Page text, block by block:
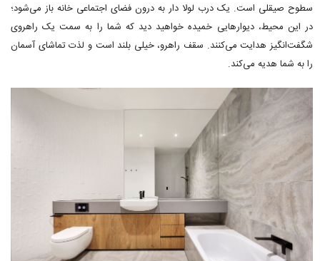
سطوح صیقلی است. یک درب لولا دار به درون فضای اجتماعی خانه باز می‌شود؛
در این محیط، دیوارهایی خمیده خواهید دید که شما را به سمت یک راهروی
شگفت‌انگیز هدایت می‌کنند. سقف راهرو، خیلی بلند است و لذت تماشای آسمان
را به شما هدیه می‌کند.